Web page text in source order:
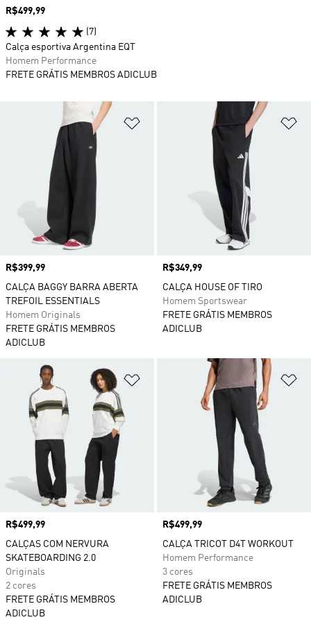
Adicionar à Lista de Desejos
Preço
R$399,99
CALÇA BAGGY BARRA ABERTA
TREFOIL ESSENTIALS
Homem Originals
FRETE GRÁTIS MEMBROS
ADICLUB
Preço
R$349,99
CALÇA HOUSE OF TIRO
Homem Sportswear
FRETE GRÁTIS MEMBROS
ADICLUB
Adicionar à Lista de Desejos
Preço
R$499,99
CALÇAS COM NERVURA
SKATEBOARDING 2.0
Originals
2 cores
FRETE GRÁTIS MEMBROS
ADICLUB
Preço
R$499,99
CALÇA TRICOT D4T WORKOUT
Homem Performance
3 cores
FRETE GRÁTIS MEMBROS
ADICLUB
Preço
R$499,99
(7)
Calça esportiva Argentina EQT
Homem Performance
FRETE GRÁTIS MEMBROS ADICLUB